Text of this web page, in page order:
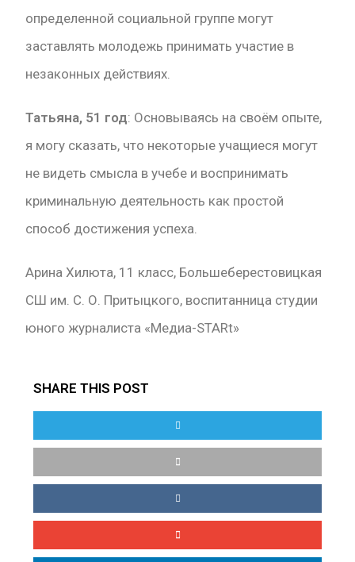
определенной социальной группе могут
заставлять молодежь принимать участие в
незаконных действиях.
Татьяна, 51 год: Основываясь на своём опыте,
я могу сказать, что некоторые учащиеся могут
не видеть смысла в учебе и воспринимать
криминальную деятельность как простой
способ достижения успеха.
Арина Хилюта, 11 класс, Большеберестовицкая
СШ им. С. О. Притыцкого, воспитанница cтудии
юного журналиста «Медиа-STARt»
SHARE THIS POST